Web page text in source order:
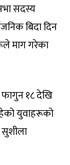
सदस्य
बिदा दिन
माग गरेका
फागुन १८ देखि
युवाहरूको
सुशीला